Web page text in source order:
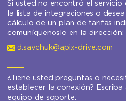
Si usted no encontró el servicio
la lista de integraciones o
cálculo de un plan de tarifas
comuníquenoslo en la dirección:
d.savchuk@apix-drive.com
¿Tiene usted preguntas o
establecer la conexión? Escriba
equipo de soporte: